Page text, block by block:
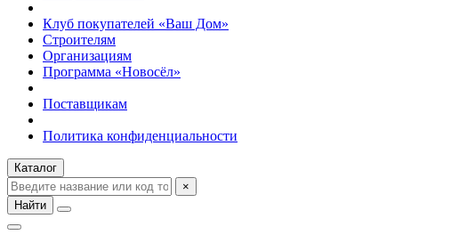
Клуб покупателей «Ваш Дом»
Строителям
Организациям
Программа «Новосёл»
Поставщикам
Политика конфиденциальности
Каталог
×
Найти